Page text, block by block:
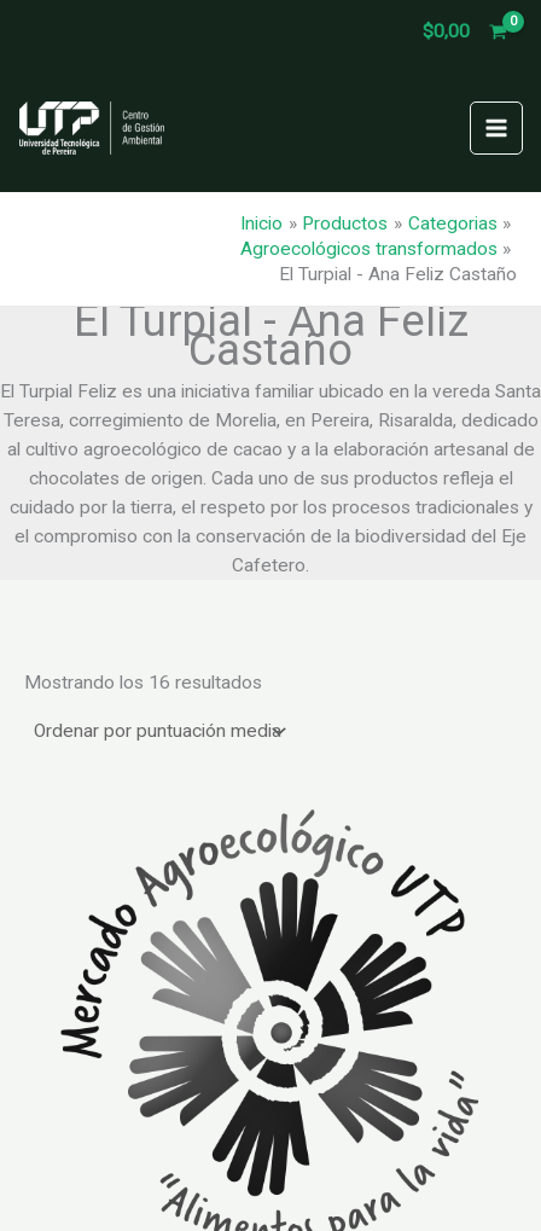
$0,00
Inicio Productos
Categorias
Agroecológicos transformados
El Turpial - Ana Feliz Castaño
El Turpial - Ana Feliz
Castaño
El Turpial Feliz es una iniciativa familiar ubicado en la vereda Santa
Teresa, corregimiento de Morelia, en Pereira, Risaralda, dedicado
al cultivo agroecológico de cacao y a la elaboración artesanal de
chocolates de origen. Cada uno de sus productos refleja el
cuidado por la tierra, el respeto por los procesos tradicionales y
el compromiso con la conservación de la biodiversidad del Eje
Cafetero.
Mostrando los 16 resultados
media